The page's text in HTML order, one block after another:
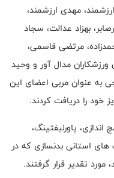
مهدی ارزشمند،
بهزاد عدالت، سجاد
مرتضی قاسمی،
مدال آور و وحید
به عنوان مربی اعضای این
خود را دریافت کردند.
پاورلیفتینگ،
استانی بدنسازی که در
مورد تقدیر قرار گرفتند.